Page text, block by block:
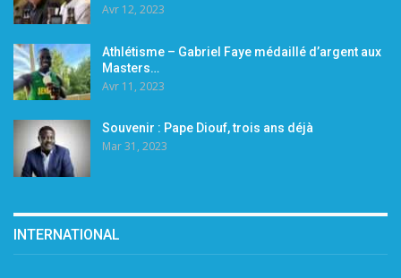
Avr 12, 2023
Athlétisme – Gabriel Faye médaillé d’argent aux
Masters…
Avr 11, 2023
Souvenir : Pape Diouf, trois ans déjà
Mar 31, 2023
INTERNATIONAL